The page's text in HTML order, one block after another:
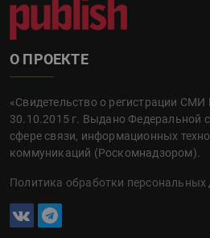
О ПРОЕКТЕ
«Свидетельство о регистрации
30.10.2015 г. Выдано Федеральной
сфере связи, информационных
коммуникаций (Роскомнадзором).
Политика обработки персональных